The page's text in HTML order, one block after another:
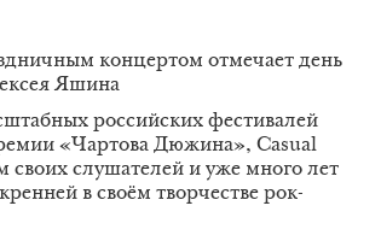
концертом отмечает день
Яшина
российских фестивалей
«Чартова Дюжина», Casual
слушателей и уже много лет
в своём творчестве рок-